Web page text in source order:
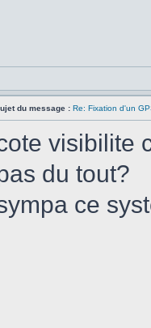
du message : Re: Fixation d'un
visibilite
du tout?
ce